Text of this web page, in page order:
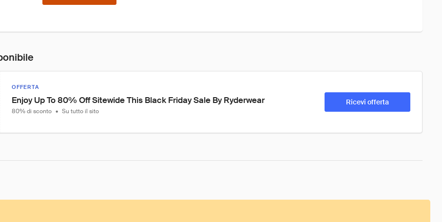
OFFERTA
Enjoy Up To 80% Off Sitewide This Black Friday Sale By Ryderwear
80% di sconto • Su tutto il sito
Ricevi offerta